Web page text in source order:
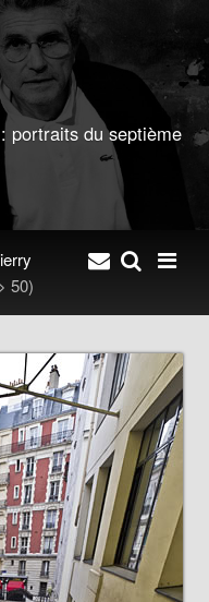
portraits du septième
50)